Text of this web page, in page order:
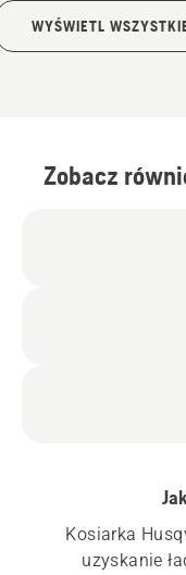
WYŚWIETL
Zobacz
Kosiarka
uzyskanie